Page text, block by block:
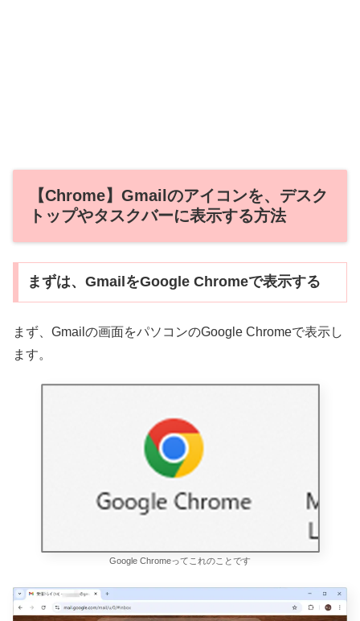
【Chrome】Gmailのアイコンを、デスク
トップやタスクバーに表示する方法
まずは、GmailをGoogle Chromeで表示する
まず、Gmailの画面をパソコンのGoogle Chromeで表示し
ます。
Google Chromeってこれのことです